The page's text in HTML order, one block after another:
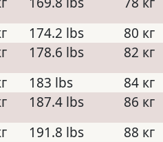
174.2 lbs 80 кг
178.6 lbs 82 кг
183 lbs 84 кг
187.4 lbs 86 кг
191.8 lbs 88 кг